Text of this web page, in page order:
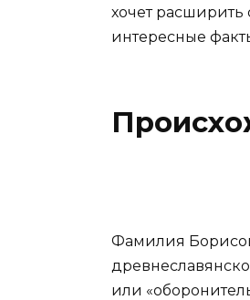
хочет расширить
интересные
Фамилия
или